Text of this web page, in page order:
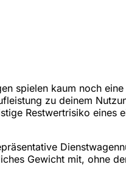
spielen kaum noch
zu deinem
Restwertrisiko eines
Gewicht mit, ohne